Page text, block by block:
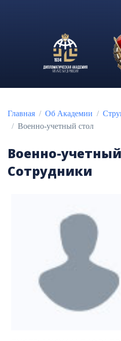
Главная Об Академии
Военно-учетный стол
Военно-
Сотрудники